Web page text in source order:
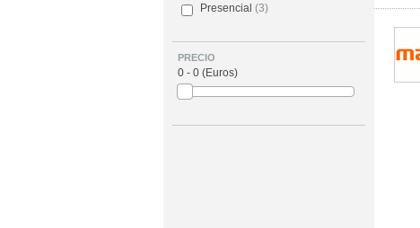
Presencial (3)
PRECIO
0 - 0(Euros)